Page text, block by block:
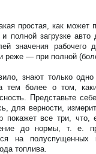
простая, как может
полной загрузке
значения
реже — при полной
знают только
а тем более о том,
Представьте
для верности,
покажет все три, что,
до нормы, т. е.
на
топлива.